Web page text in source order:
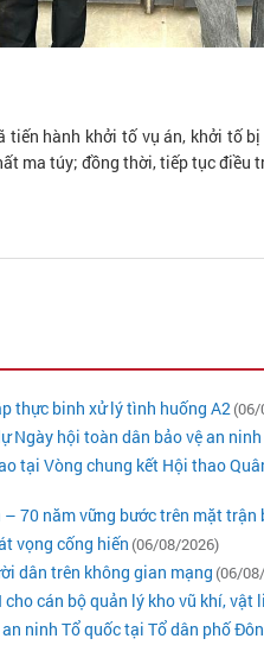
tiến hành khởi tố vụ án, khởi tố
ma túy; đồng thời, tiếp tục điều
thực binh xử lý tình huống A2
Ngày hội toàn dân bảo vệ an
tại Vòng chung kết Hội thao
70 năm vững bước trên mặt
vọng cống hiến (06/08/2026)
dân trên không gian mạng (06/
cho cán bộ quản lý kho vũ khí, vật
ninh Tổ quốc tại Tổ dân phố